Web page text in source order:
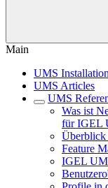
Main
UMS
UMS Articles
UMS
Was ist
für IGEL
Feature
IGEL